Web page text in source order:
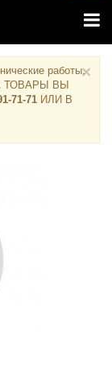
работы.
ВЫ
71-71 ИЛИ В
×